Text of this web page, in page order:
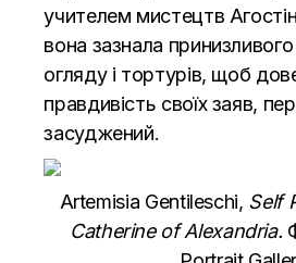
учителем мистецтв
вона зазнала принизливого
огляду і тортурів, щоб
правдивість своїх заяв,
засуджений.
Artemisia Gentileschi, Self
Catherine of Alexandria.